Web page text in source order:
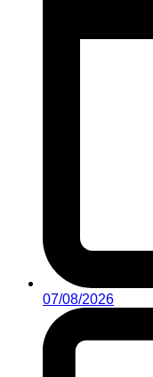
07/08/2026